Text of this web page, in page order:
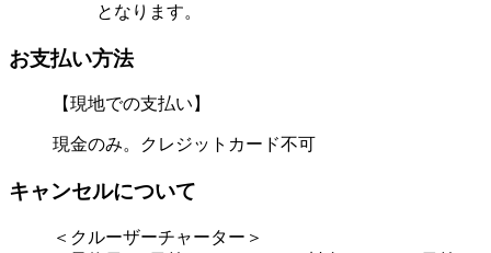
となります。
お支払い方法
【現地での支払い】
現金のみ。クレジットカード不可
キャンセルについて
＜クルーザーチャーター＞